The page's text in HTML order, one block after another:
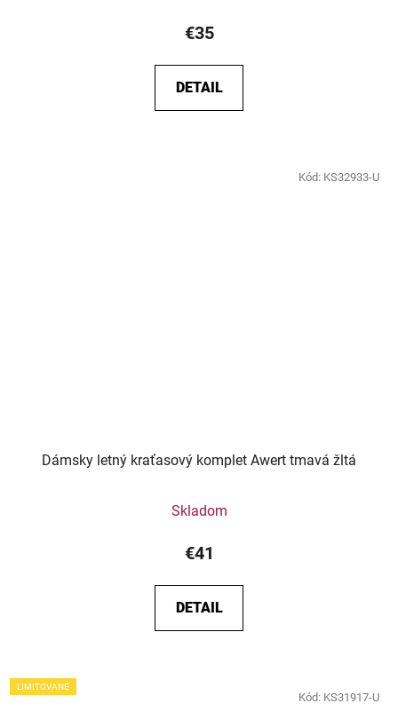
€35
DETAIL
Dámsky letný kraťasový komplet Awert tmavá žltá
Skladom
€41
DETAIL
Kód: KS32933-U
LIMITOVANÉ
Kód: KS31917-U